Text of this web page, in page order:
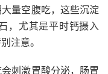
量空腹吃，这些沉淀
，尤其是平时钙摄入
注意。
刺激胃酸分泌，肠胃